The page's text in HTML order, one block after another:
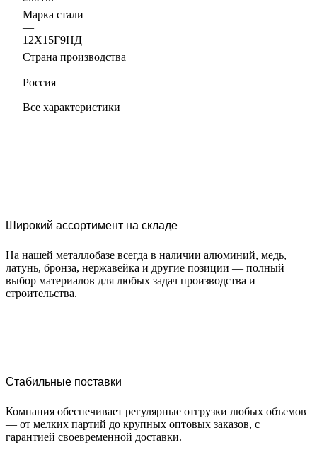
Марка стали
—
12Х15Г9НД
Страна производства
—
Россия
Все характеристики
Широкий ассортимент на складе
На нашей металлобазе всегда в наличии алюминий, медь,
латунь, бронза, нержавейка и другие позиции — полный
выбор материалов для любых задач производства и
строительства.
Стабильные поставки
Компания обеспечивает регулярные отгрузки любых объемов
— от мелких партий до крупных оптовых заказов, с
гарантией своевременной доставки.